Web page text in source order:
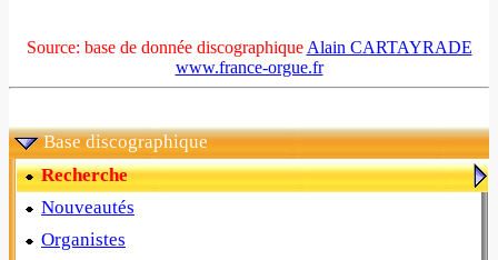
Source: base de donnée discographique Alain CARTAYRADE
www.france-orgue.fr
Base discographique
Recherche
Nouveautés
Organistes